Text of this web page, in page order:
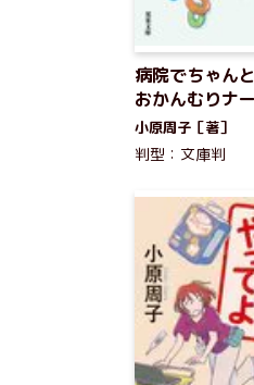
病院でちゃん
おかんむりナ
小原周子［著］
判型：文庫判